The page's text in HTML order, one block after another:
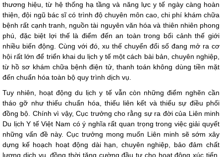
thương hiệu, từ hệ thống hạ tầng và năng lực y tế ngày càng hoàn
thiện, đội ngũ bác sĩ có trình độ chuyên môn cao, chi phí khám chữa
bệnh rất cạnh tranh, nguồn tài nguyên văn hóa và thiên nhiên phong
phú, đặc biệt lợi thế là điểm đến an toàn trong bối cảnh thế giới
nhiều biến động. Cùng với đó, xu thế chuyển đổi số đang mở ra cơ
hội rất lớn để triển khai du lịch y tế một cách bài bản, chuyên nghiệp,
từ hồ sơ khám chữa bệnh điện tử, thanh toán không dùng tiền mặt
đến chuẩn hóa toàn bộ quy trình dịch vụ.
Tuy nhiên, hoạt động du lịch y tế vẫn còn những điểm nghẽn cần
tháo gỡ như thiếu chuẩn hóa, thiếu liên kết và thiếu sự điều phối
đồng bộ. Chính vì vậy, Cục trưởng cho rằng sự ra đời của Liên minh
Du lịch Y tế Việt Nam có ý nghĩa rất quan trọng trong việc giải quyết
những vấn đề này. Cục trưởng mong muốn Liên minh sẽ sớm xây
dựng kế hoạch hoạt động dài hạn, chuyên nghiệp, bảo đảm chất
lượng dịch vụ, đồng thời tăng cường đầu tư cho hoạt động xúc tiến,